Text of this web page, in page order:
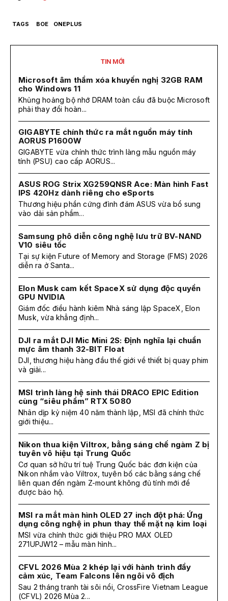
TAGS BOE ONEPLUS
TIN MỚI
Microsoft âm thầm xóa khuyến nghị 32GB RAM
cho Windows 11
Khủng hoảng bộ nhớ DRAM toàn cầu đã buộc Microsoft
phải thay đổi hoàn...
GIGABYTE chính thức ra mắt nguồn máy tính
AORUS P1600W
GIGABYTE vừa chính thức trình làng mẫu nguồn máy
tính (PSU) cao cấp AORUS...
ASUS ROG Strix XG259QNSR Ace: Màn hình Fast
IPS 420Hz dành riêng cho eSports
Thương hiệu phần cứng đình đám ASUS vừa bổ sung
vào dải sản phẩm...
Samsung phô diễn công nghệ lưu trữ BV-NAND
V10 siêu tốc
Tại sự kiện Future of Memory and Storage (FMS) 2026
diễn ra ở Santa...
Elon Musk cam kết SpaceX sử dụng độc quyền
GPU NVIDIA
Giám đốc điều hành kiêm Nhà sáng lập SpaceX, Elon
Musk, vừa khẳng định...
DJI ra mắt DJI Mic Mini 2S: Định nghĩa lại chuẩn
mực âm thanh 32-BIT Float
DJI, thương hiệu hàng đầu thế giới về thiết bị quay phim
và giải...
MSI trình làng hệ sinh thái DRACO EPIC Edition
cùng “siêu phẩm” RTX 5080
Nhân dịp kỷ niệm 40 năm thành lập, MSI đã chính thức
giới thiệu...
Nikon thua kiện Viltrox, bằng sáng chế ngàm Z bị
tuyên vô hiệu tại Trung Quốc
Cơ quan sở hữu trí tuệ Trung Quốc bác đơn kiện của
Nikon nhắm vào Viltrox, tuyên bố các bằng sáng chế
liên quan đến ngàm Z-mount không đủ tính mới để
được bảo hộ.
MSI ra mắt màn hình OLED 27 inch đột phá: Ứng
dụng công nghệ in phun thay thế mặt nạ kim loại
MSI vừa chính thức giới thiệu PRO MAX OLED
271UPJW12 – mẫu màn hình...
CFVL 2026 Mùa 2 khép lại với hành trình đầy
cảm xúc, Team Falcons lên ngôi vô địch
Sau 2 tháng tranh tài sôi nổi, CrossFire Vietnam League
(CFVL) 2026 Mùa 2...